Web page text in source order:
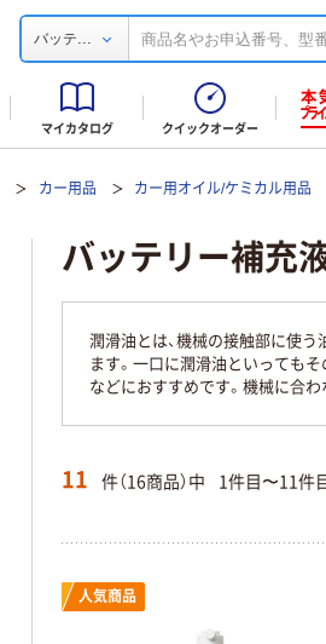
バッテ...
マイカタログ クイックオーダー
カー用品 カー用オイル/ケミカル用品
バッテリー補充
潤滑油とは、機械の接触部に使
ます。一口に潤滑油といっても
などにおすすめです。機械に合
11 件（16商品）中 1件目〜11件
人気商品